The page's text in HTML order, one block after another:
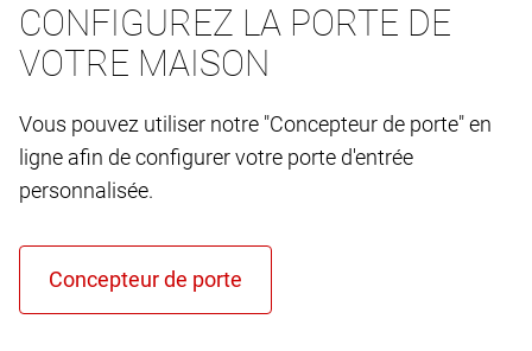
CONFIGUREZ LA PORTE DE
VOTRE MAISON
Vous pouvez utiliser notre "Concepteur de porte" en
ligne afin de configurer votre porte d'entrée
personnalisée.